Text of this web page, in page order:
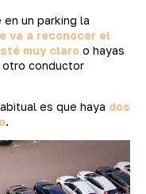
un parking la
va a reconocer el
muy claro o hayas
otro conductor
es que haya dos
.